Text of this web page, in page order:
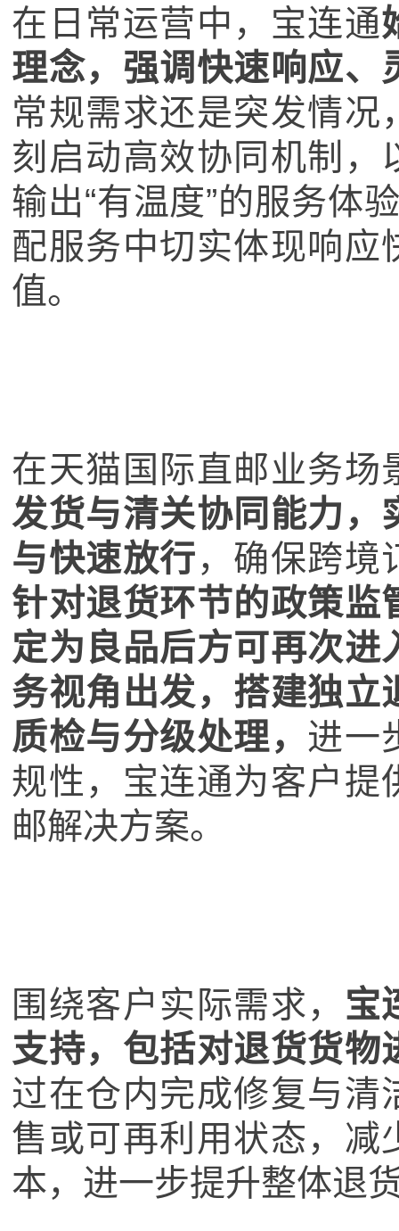
在日常运营中，宝连通
理念，强调快速响应、
常规需求还是突发情况
刻启动高效协同机制，
输出“有温度”的服务体
配服务中切实体现响应
值。
在天猫国际直邮业务场
发货与清关协同能力，
与快速放行，确保跨境
针对退货环节的政策监
定为良品后方可再次进
务视角出发，搭建独立
质检与分级处理， 进一
规性，宝连通为客户提
邮解决方案。
围绕客户实际需求， 宝
支持，包括对退货货
过在仓内完成修复与清
售或可再利用状态，减
本，进一步提升整体退